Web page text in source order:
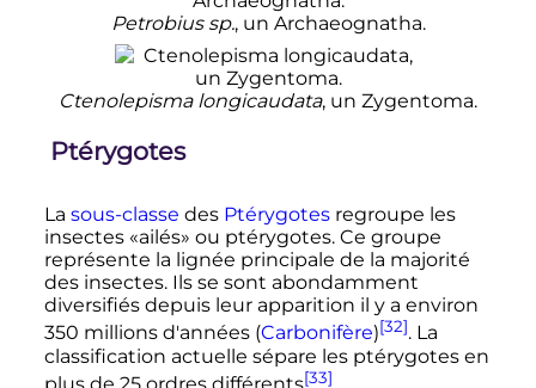
Petrobius sp., un Archaeognatha.
Ctenolepisma longicaudata, un Zygentoma.
Ptérygotes
La sous-classe des Ptérygotesregroupe les
insectes «ailés» ou ptérygotes. Ce groupe
représente la lignée principale de la majorité
des insectes. Ils se sont abondamment
diversifiés depuis leur apparition il y a environ
350 millionsd'années (Carbonifère)[32]. La
classification actuelle sépare les ptérygotes en
[33]